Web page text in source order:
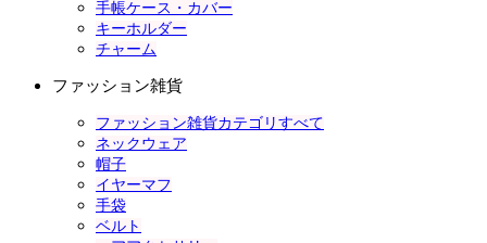
手帳ケース・カバー
キーホルダー
チャーム
ファッション雑貨
ファッション雑貨カテゴリすべて
ネックウェア
帽子
イヤーマフ
手袋
ベルト